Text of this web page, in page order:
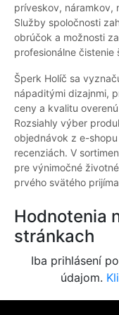
príveskov, náramkov,
Služby spoločnosti
obrúčok a možnosti
profesionálne čistenie
Šperk Holíč sa
nápaditými dizajnmi,
ceny a kvalitu
Rozsiahly výber
objednávok z e-
recenziách. V
pre výnimočné
prvého svätého
Hodnotenia
stránkach
Iba prihlásení
údajom.